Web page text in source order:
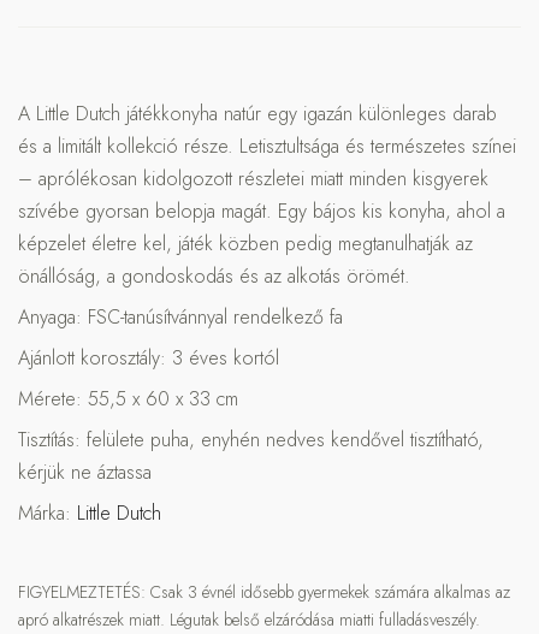
A Little Dutch játékkonyha natúr egy igazán különleges darab
és a limitált kollekció része. Letisztultsága és természetes színei
– aprólékosan kidolgozott részletei miatt minden kisgyerek
szívébe gyorsan belopja magát. Egy bájos kis konyha, ahol a
képzelet életre kel, játék közben pedig megtanulhatják az
önállóság, a gondoskodás és az alkotás örömét.
Anyaga: FSC-tanúsítvánnyal rendelkező fa
Ajánlott korosztály: 3 éves kortól
Mérete: 55,5 x 60 x 33 cm
Tisztítás: felülete puha, enyhén nedves kendővel tisztítható,
kérjük ne áztassa
Márka: Little Dutch
FIGYELMEZTETÉS: Csak 3 évnél idősebb gyermekek számára alkalmas az
apró alkatrészek miatt. Légutak belső elzáródása miatti fulladásveszély.